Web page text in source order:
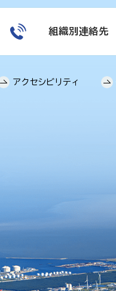
組織別連絡先
アクセシビリティ